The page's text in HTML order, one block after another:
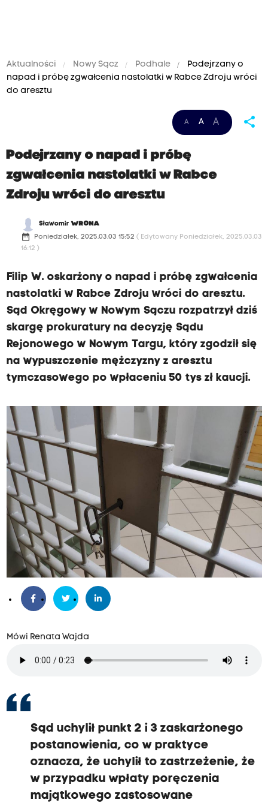
Aktualności Nowy Sącz Podhale
Podejrzany o
napad i próbę zgwałcenia nastolatki w Rabce Zdroju wróci
do aresztu
A A A share
Podejrzany o napad i próbę
zgwałcenia nastolatki w Rabce
Zdroju wróci do aresztu
SławomirWRONA
date_range Poniedziałek, 2025.03.03 15:52 ( Edytowany Poniedziałek, 2025.03.03
16:12 )
Filip W. oskarżony o napad i próbę zgwałcenia
nastolatki w Rabce Zdroju wróci do aresztu.
Sąd Okręgowy w Nowym Sączu rozpatrzył dziś
skargę prokuratury na decyzję Sądu
Rejonowego w Nowym Targu, który zgodził się
na wypuszczenie mężczyzny z aresztu
tymczasowego po wpłaceniu 50 tys zł kaucji.
Mówi Renata Wajda
Sąd uchylił punkt 2 i 3 zaskarżonego
postanowienia, co w praktyce
oznacza, że uchylił to zastrzeżenie, że
w przypadku wpłaty poręczenia
majątkowego zastosowane